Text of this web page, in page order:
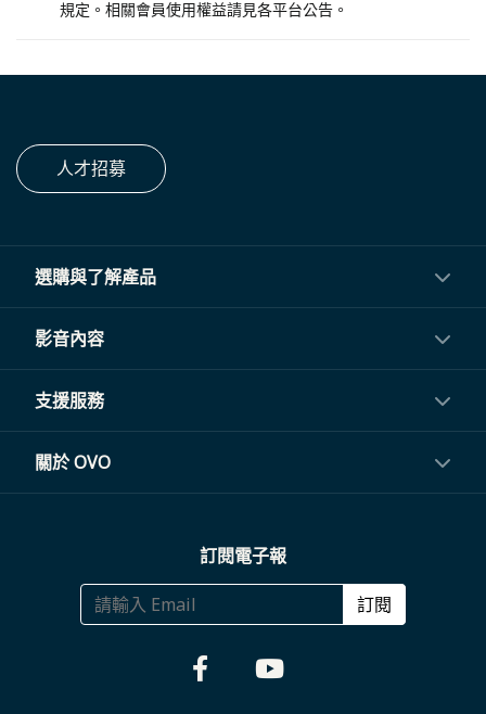
規定。相關會員使用權益請見各平台公告。
人才招募
選購與了解產品
投影機
閨蜜機與電視
電視盒與周邊
福利品專區
影音內容
影音訂閱
支援服務
常見問題
關於 OVO
商務合作
訂閱電子報
訂閱